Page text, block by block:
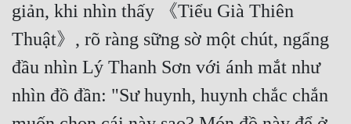
giản, khi nhìn thấy 《Tiểu Già Thiên
Thuật》, rõ ràng sững sờ một chút, ngẩng
đầu nhìn Lý Thanh Sơn với ánh mắt như
nhìn đồ đần: "Sư huynh, huynh chắc chắn